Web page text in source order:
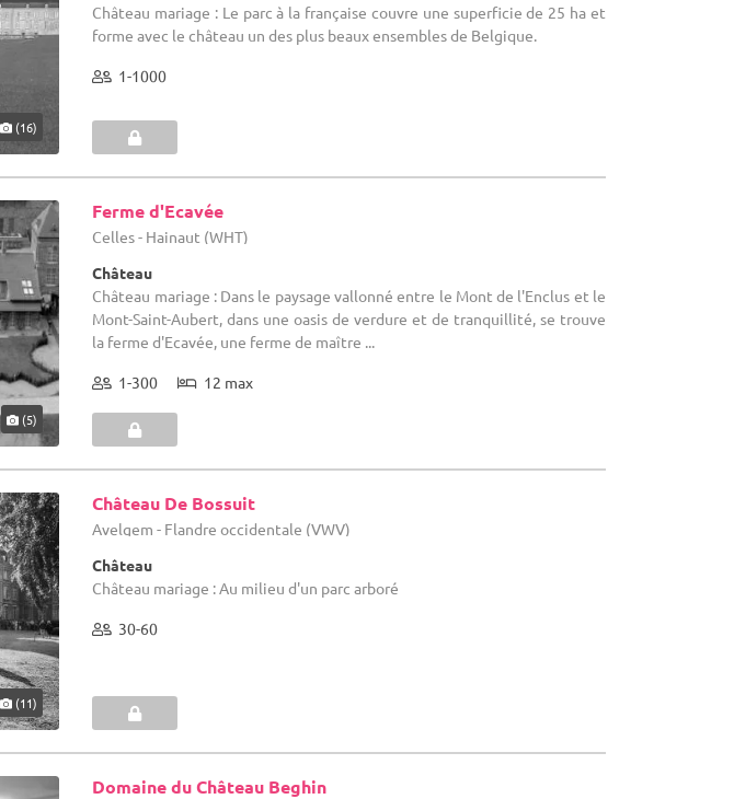
(16)
Château mariage : Le parc à la française couvre une superficie de 25 ha et
forme avec le château un des plus beaux ensembles de Belgique.
1-1000
(5)
Ferme d'Ecavée
Celles - Hainaut (WHT)
Château
Château mariage : Dans le paysage vallonné entre le Mont de l'Enclus et le
Mont-Saint-Aubert, dans une oasis de verdure et de tranquillité, se trouve
la ferme d'Ecavée, une ferme de maître ...
1-300 12 max
(11)
Château De Bossuit
Avelgem - Flandre occidentale (VWV)
Château
Château mariage : Au milieu d'un parc arboré
30-60
Domaine du Château Beghin